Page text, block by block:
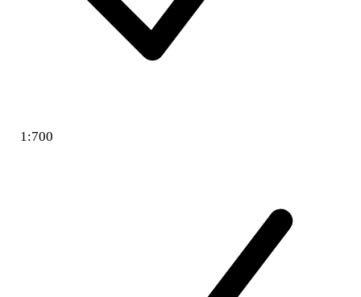
1:700